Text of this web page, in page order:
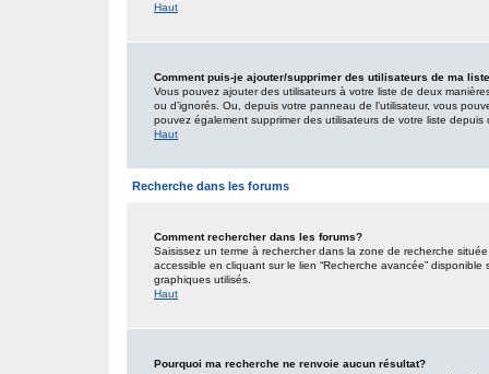
Haut
Comment puis-je ajouter/supprimer des utilisateurs de ma
Vous pouvez ajouter des utilisateurs à votre liste de deux
ou d’ignorés. Ou, depuis votre panneau de l’utilisateur, vous
pouvez également supprimer des utilisateurs de votre liste depuis
Haut
Recherche dans les forums
Comment rechercher dans les forums?
Saisissez un terme à rechercher dans la zone de recherche
accessible en cliquant sur le lien “Recherche avancée”
graphiques utilisés.
Haut
Pourquoi ma recherche ne renvoie aucun résultat?